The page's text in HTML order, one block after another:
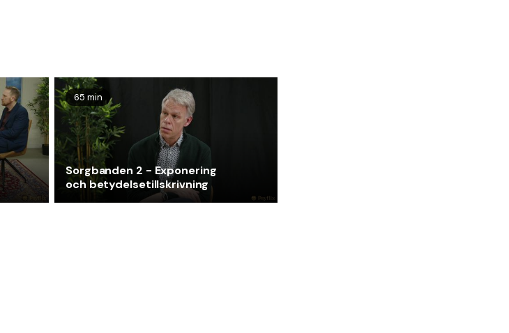
65 min
Sorgbanden 2 - Exponering
och betydelsetillskrivning